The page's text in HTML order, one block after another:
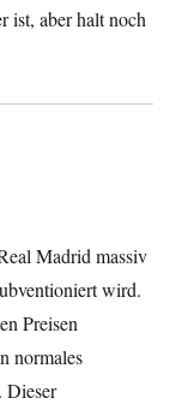
ist, aber halt noch
Madrid massiv
wird.
Preisen
normales
Dieser